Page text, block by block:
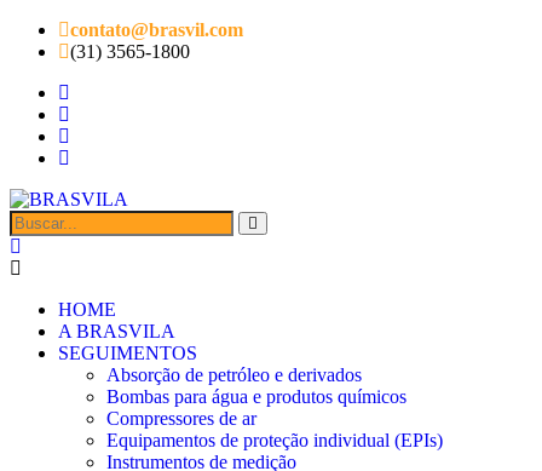
contato@brasvil.com
(31) 3565-1800
HOME
A BRASVILA
SEGUIMENTOS
Absorção de petróleo e derivados
Bombas para água e produtos químicos
Compressores de ar
Equipamentos de proteção individual (EPIs)
Instrumentos de medição